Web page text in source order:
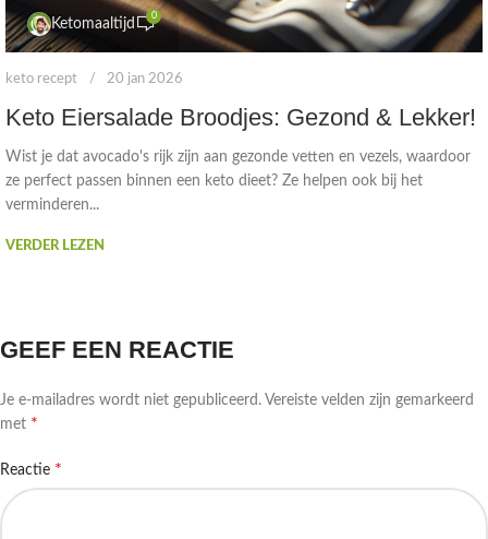
Ketomaaltijd
0
keto recept 20 jan 2026
Keto Eiersalade Broodjes: Gezond & Lekker!
Wist je dat avocado's rijk zijn aan gezonde vetten en vezels, waardoor
ze perfect passen binnen een keto dieet? Ze helpen ook bij het
verminderen...
VERDER LEZEN
GEEF EEN REACTIE
Je e-mailadres wordt niet gepubliceerd. Vereiste velden zijn gemarkeerd
met *
Reactie *